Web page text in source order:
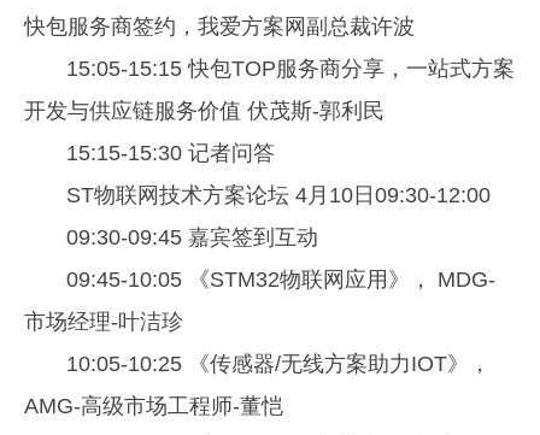
快包服务商签约，我爱方案网副总裁许波
15:05-15:15 快包TOP服务商分享，一站式方案
开发与供应链服务价值 伏茂斯-郭利民
15:15-15:30 记者问答
ST物联网技术方案论坛 4月10日09:30-12:00
09:30-09:45 嘉宾签到互动
09:45-10:05 《STM32物联网应用》， MDG-
市场经理-叶洁珍
10:05-10:25 《传感器/无线方案助力IOT》，
AMG-高级市场工程师-董恺